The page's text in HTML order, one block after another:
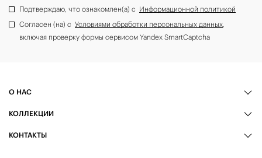
Подтверждаю, что ознакомлен(а) с Информационной политикой
Согласен (на) с Условиями обработки персональных данных,
включая проверку формы сервисом Yandex SmartCaptcha
О НАС
КОЛЛЕКЦИИ
КОНТАКТЫ